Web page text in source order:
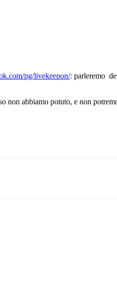
pg/livekeepon/: parleremo
non abbiamo potuto, e non